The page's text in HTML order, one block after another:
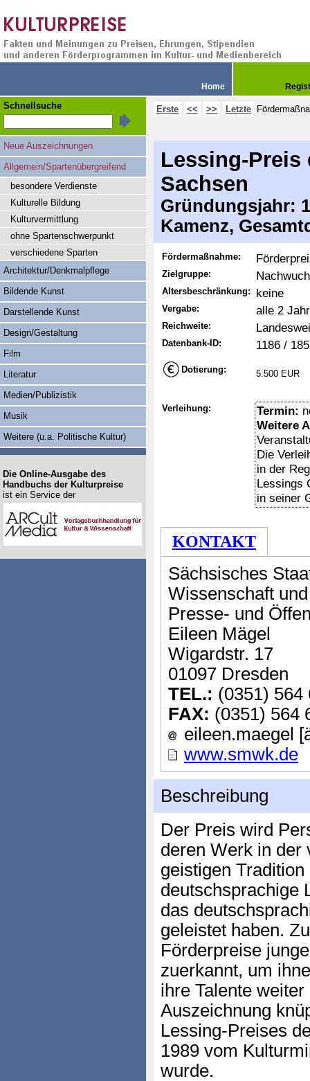
Home
Erste << >> Letzte
Lessing-Preis
Sachsen
Gründungsjahr:
Kamenz,
Fördermaßnahme:
Zielgruppe:
Altersbeschränkung: keine
Vergabe: alle 2
Reichweite:
Datenbank-ID: 1186 /
Dotierung: 5.500 EUR
Verleihung: Termin:
Weitere
Die
in der
Lessings
in seiner
KONTAKT
Sächsisches
Wissenschaft
Presse- und
Eileen Mägel
Wigardstr. 17
01097 Dresden
TEL.: (0351) 564
FAX: (0351) 564
eileen.maegel
www.smwk.de
Beschreibung
Der Preis wird
deren Werk in der
geistigen
deutschsprachige
das
geleistet haben.
Förderpreise
zuerkannt, um
ihre Talente
Auszeichnung
Lessing-Preises
1989 vom
wurde.
Schnellsuche
Neue Auszeichnungen
Allgemein/Spartenübergreifend
besondere Verdienste
Kulturelle Bildung
Kulturvermittlung
ohne Spartenschwerpunkt
verschiedene Sparten
Architektur/Denkmalpflege
Bildende Kunst
Darstellende Kunst
Design/Gestaltung
Film
Literatur
Medien/Publizistik
Musik
Weitere (u.a. Politische Kultur)
Die Online-Ausgabe des
Handbuchs der Kulturpreise
ist ein Service der